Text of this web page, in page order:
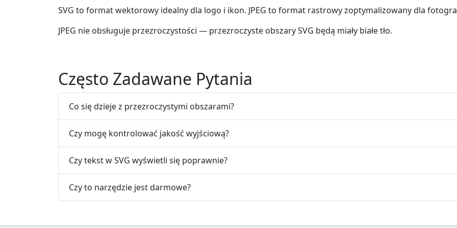
SVG to format wektorowy idealny dla logo i ikon. JPEG to format rastrowy zoptymalizowany dla
JPEG nie obsługuje przezroczystości — przezroczyste obszary SVG będą miały białe tło.
Często Zadawane Pytania
Co się dzieje z przezroczystymi obszarami?
Czy mogę kontrolować jakość wyjściową?
Czy tekst w SVG wyświetli się poprawnie?
Czy to narzędzie jest darmowe?